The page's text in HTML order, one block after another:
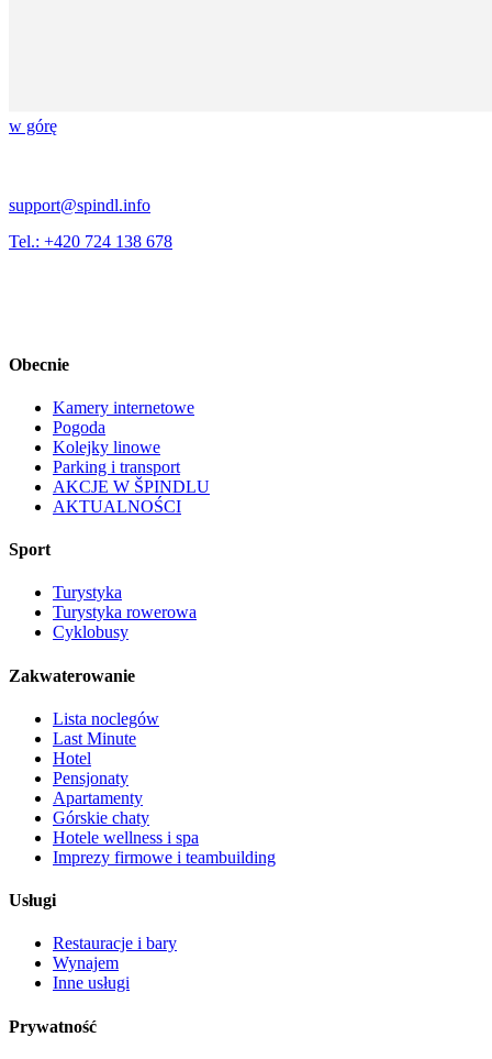
w górę
support@spindl.info
Tel.: +420 724 138 678
Obecnie
Kamery internetowe
Pogoda
Kolejky linowe
Parking i transport
AKCJE W ŠPINDLU
AKTUALNOŚCI
Sport
Turystyka
Turystyka rowerowa
Cyklobusy
Zakwaterowanie
Lista noclegów
Last Minute
Hotel
Pensjonaty
Apartamenty
Górskie chaty
Hotele wellness i spa
Imprezy firmowe i teambuilding
Usługi
Restauracje i bary
Wynajem
Inne usługi
Prywatność